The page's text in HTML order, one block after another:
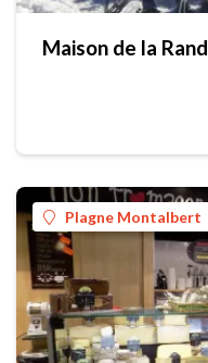
Maison de la
Plagne Montalbert